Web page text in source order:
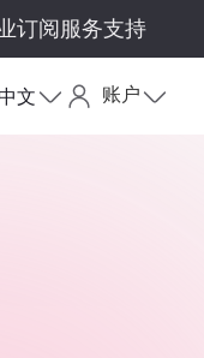
订阅服务支持
文 账户